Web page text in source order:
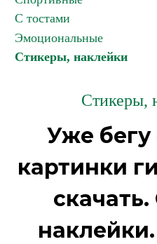
С тостами
Эмоциональные
Стикеры, наклейки
Стикеры,
Уже бегу
картинки